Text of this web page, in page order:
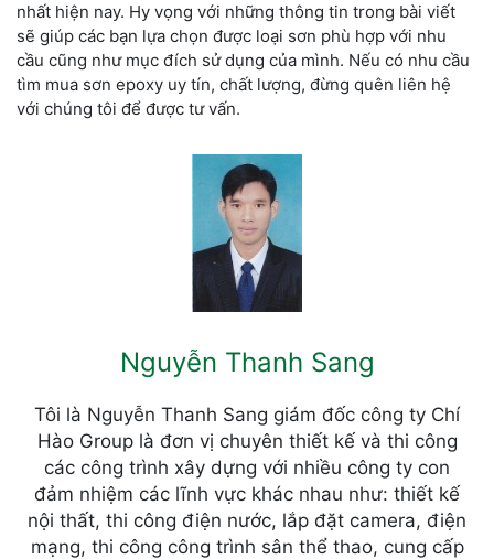
nhất hiện nay. Hy vọng với những thông tin trong bài viết
sẽ giúp các bạn lựa chọn được loại sơn phù hợp với nhu
cầu cũng như mục đích sử dụng của mình. Nếu có nhu cầu
tìm mua sơn epoxy uy tín, chất lượng, đừng quên liên hệ
với chúng tôi để được tư vấn.
Nguyễn Thanh Sang
Tôi là Nguyễn Thanh Sang giám đốc công ty Chí
Hào Group là đơn vị chuyên thiết kế và thi công
các công trình xây dựng với nhiều công ty con
đảm nhiệm các lĩnh vực khác nhau như: thiết kế
nội thất, thi công điện nước, lắp đặt camera, điện
mạng, thi công công trình sân thể thao, cung cấp